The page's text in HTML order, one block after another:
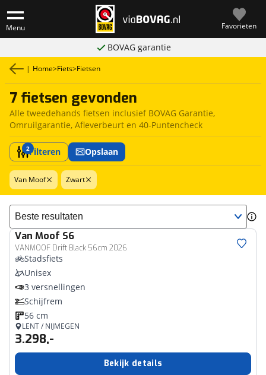
Menu Favorieten
BOVAG garantie
| Home>Fiets>Fietsen
7 fietsen gevonden
Alle tweedehands fietsen inclusief BOVAG Garantie,
Omruilgarantie, Afleverbeurt en 40-Puntencheck
2Filteren Opslaan
Van Moof Zwart
Sorteer resultaten
Van Moof S6
VANMOOF Drift Black 56cm 2026
Stadsfiets
Unisex
3 versnellingen
Schijfrem
56 cm
LENT / NIJMEGEN
3.298,-
Bekijk details